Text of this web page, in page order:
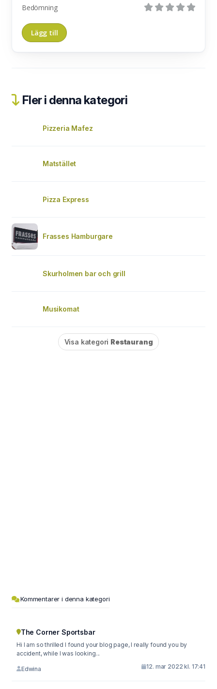
Bedömning
Fler i denna kategori
Pizzeria Mafez
Matstället
Pizza Express
Frasses Hamburgare
Skurholmen bar och grill
Musikomat
Visa kategori Restaurang
Kommentarer i denna kategori
The Corner Sportsbar
Hi I am so thrilled I found your blog page, I really found you by
accident, while I was looking...
Edwina 12. mar 2022 kl. 17:41